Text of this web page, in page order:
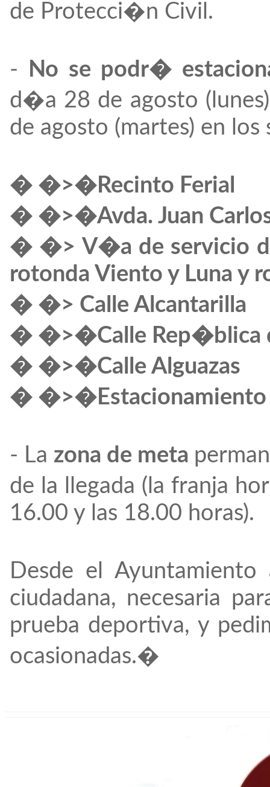
de Protecci�n Civil.
-
No se podr�
d�a 28 de agosto
de agosto (martes) en
� �>�Recinto Ferial
� �>�Avda. Juan
� �> V�a de servicio
rotonda Viento y Luna y
� �> Calle Alcantarilla
� �>�Calle Rep�blica
� �>�Calle Alguazas
� �>�Estacionamiento
- La zona de meta
de la llegada (la franja
16.00 y las 18.00 horas).
Desde el
ciudadana, necesaria
prueba deportiva, y
ocasionadas.�